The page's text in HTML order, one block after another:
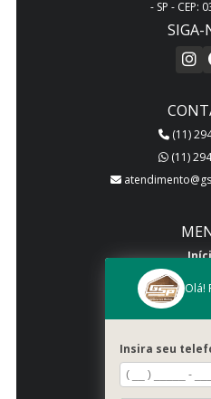
- SP - CEP:
SIGA-
(11)
(11)
Quem
Olá!
Insira seu